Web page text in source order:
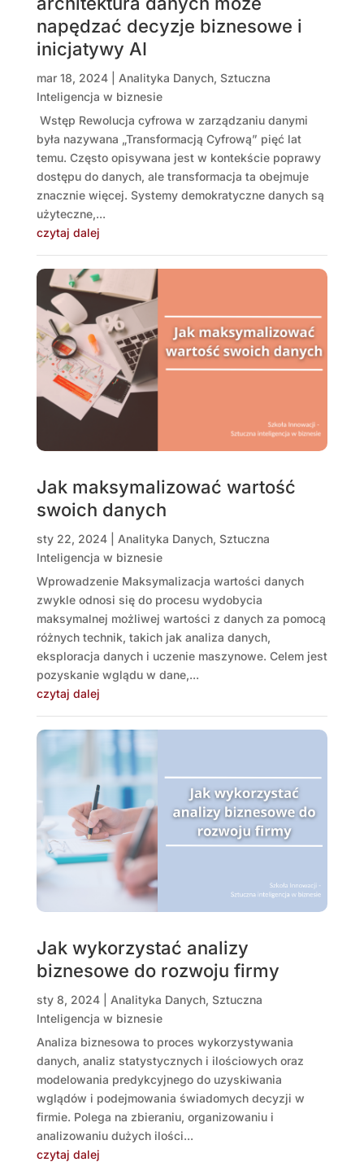
napędzać decyzje biznesowe i
inicjatywy AI
mar 18, 2024| Analityka Danych, Sztuczna
Inteligencja w biznesie
Wstęp Rewolucja cyfrowa w zarządzaniu danymi
była nazywana „Transformacją Cyfrową” pięć lat
temu. Często opisywana jest w kontekście poprawy
dostępu do danych, ale transformacja ta obejmuje
znacznie więcej. Systemy demokratyczne danych są
użyteczne,...
czytaj dalej
Jak maksymalizować wartość
swoich danych
sty 22, 2024| Analityka Danych, Sztuczna
Inteligencja w biznesie
Wprowadzenie Maksymalizacja wartości danych
zwykle odnosi się do procesu wydobycia
maksymalnej możliwej wartości z danych za pomocą
różnych technik, takich jak analiza danych,
eksploracja danych i uczenie maszynowe. Celem jest
pozyskanie wglądu w dane,...
czytaj dalej
Jak wykorzystać analizy
biznesowe do rozwoju firmy
sty 8, 2024| Analityka Danych, Sztuczna
Inteligencja w biznesie
Analiza biznesowa to proces wykorzystywania
danych, analiz statystycznych i ilościowych oraz
modelowania predykcyjnego do uzyskiwania
wglądów i podejmowania świadomych decyzji w
firmie. Polega na zbieraniu, organizowaniu i
analizowaniu dużych ilości...
czytaj dalej